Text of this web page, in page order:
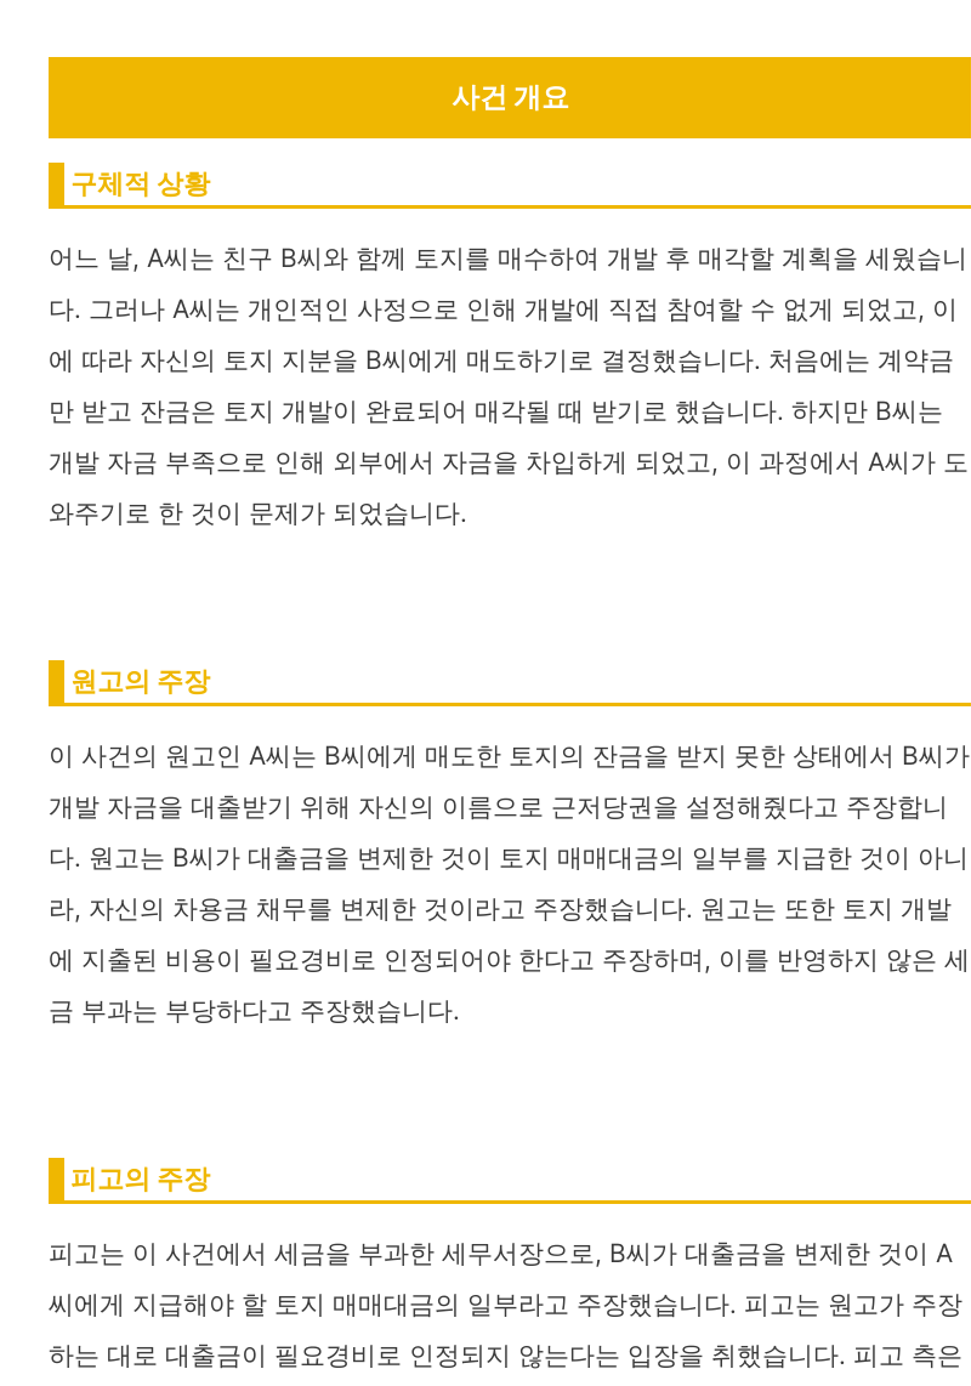
사건 개요
구체적 상황
어느 날, A씨는 친구 B씨와 함께 토지를 매수하여 개발 후 매각할 계획을 세웠습니
다. 그러나 A씨는 개인적인 사정으로 인해 개발에 직접 참여할 수 없게 되었고, 이
에 따라 자신의 토지 지분을 B씨에게 매도하기로 결정했습니다. 처음에는 계약금
만 받고 잔금은 토지 개발이 완료되어 매각될 때 받기로 했습니다. 하지만 B씨는
개발 자금 부족으로 인해 외부에서 자금을 차입하게 되었고, 이 과정에서 A씨가 도
와주기로 한 것이 문제가 되었습니다.
원고의 주장
이 사건의 원고인 A씨는 B씨에게 매도한 토지의 잔금을 받지 못한 상태에서 B씨가
개발 자금을 대출받기 위해 자신의 이름으로 근저당권을 설정해줬다고 주장합니
다. 원고는 B씨가 대출금을 변제한 것이 토지 매매대금의 일부를 지급한 것이 아니
라, 자신의 차용금 채무를 변제한 것이라고 주장했습니다. 원고는 또한 토지 개발
에 지출된 비용이 필요경비로 인정되어야 한다고 주장하며, 이를 반영하지 않은 세
금 부과는 부당하다고 주장했습니다.
피고의 주장
피고는 이 사건에서 세금을 부과한 세무서장으로, B씨가 대출금을 변제한 것이 A
씨에게 지급해야 할 토지 매매대금의 일부라고 주장했습니다. 피고는 원고가 주장
하는 대로 대출금이 필요경비로 인정되지 않는다는 입장을 취했습니다. 피고 측은